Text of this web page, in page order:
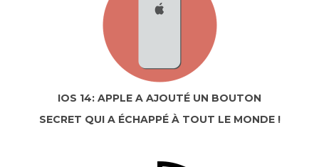
IOS 14: APPLE A AJOUTÉ UN BOUTON
SECRET QUI A ÉCHAPPÉ À TOUT LE MONDE !